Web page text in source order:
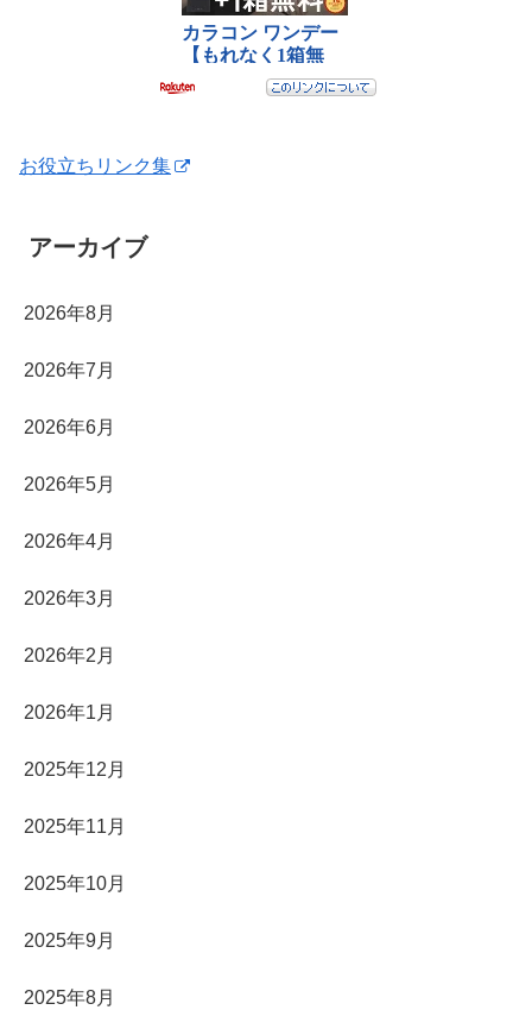
お役立ちリンク集
アーカイブ
2026年8月
2026年7月
2026年6月
2026年5月
2026年4月
2026年3月
2026年2月
2026年1月
2025年12月
2025年11月
2025年10月
2025年9月
2025年8月